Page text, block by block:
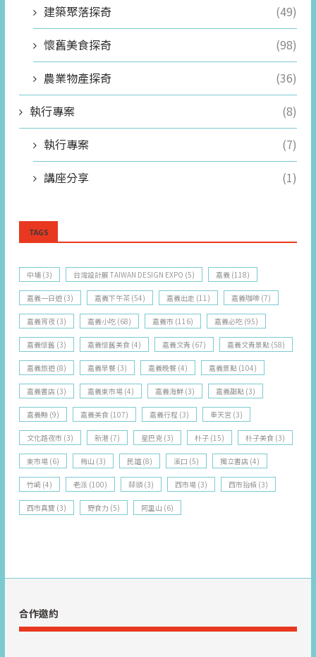
建築聚落探奇
(49)
懷舊美食探奇
(98)
農業物產探奇
(36)
執行專案
(8)
執行專案
(7)
講座分享
(1)
TAGS
中埔 (3) 台灣設計展 TAIWAN DESIGN EXPO (5) 嘉義 (118)
嘉義一日遊 (3) 嘉義下午茶 (54) 嘉義出走 (11) 嘉義咖啡 (7)
嘉義宵夜 (3) 嘉義小吃 (68) 嘉義市 (116) 嘉義必吃 (95)
嘉義懷舊 (3) 嘉義懷舊美食 (4) 嘉義文青 (67) 嘉義文青景點 (58)
嘉義旅遊 (8) 嘉義早餐 (3) 嘉義晚餐 (4) 嘉義景點 (104)
嘉義書店 (3) 嘉義東市場 (4) 嘉義海鮮 (3) 嘉義甜點 (3)
嘉義縣 (9) 嘉義美食 (107) 嘉義行程 (3) 奉天宮 (3)
文化路夜市 (3) 新港 (7) 星巴克 (3) 朴子 (15) 朴子美食 (3)
東市場 (6) 梅山 (3) 民雄 (8) 溪口 (5) 獨立書店 (4)
竹崎 (4) 老派 (100) 蒜頭 (3) 西市場 (3) 西市抬槓 (3)
西市真寶 (3) 野食力 (5) 阿里山 (6)
合作邀約